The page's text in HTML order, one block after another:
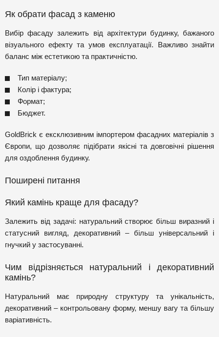
Як обрати фасад з каменю
Вибір фасаду залежить від архітектури будинку, бажаного
візуального ефекту та умов експлуатації. Важливо знайти
баланс між естетикою та практичністю.
Тип матеріалу;
Колір і фактура;
Формат;
Бюджет.
GoldBrick є ексклюзивним імпортером фасадних матеріалів з
Європи, що дозволяє підібрати якісні та довговічні рішення
для оздоблення будинку.
Поширені питання
Який камінь краще для фасаду?
Залежить від задачі: натуральний створює більш виразний і
статусний вигляд, декоративний – більш універсальний і
гнучкий у застосуванні.
Чим відрізняється натуральний і декоративний
камінь?
Натуральний має природну структуру та унікальність,
декоративний – контрольовану форму, меншу вагу та більшу
варіативність.